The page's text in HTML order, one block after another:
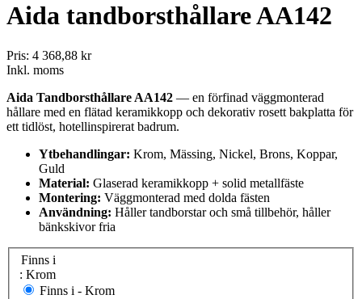
Aida tandborsthållare AA142
Pris: 4 368,88 kr
Inkl. moms
Aida Tandborsthållare AA142 — en förfinad väggmonterad
hållare med en flätad keramikkopp och dekorativ rosett bakplatta för
ett tidlöst, hotellinspirerat badrum.
Ytbehandlingar: Krom, Mässing, Nickel, Brons, Koppar,
Guld
Material: Glaserad keramikkopp + solid metallfäste
Montering: Väggmonterad med dolda fästen
Användning: Håller tandborstar och små tillbehör, håller
bänkskivor fria
Finns i
: Krom
Finns i - Krom